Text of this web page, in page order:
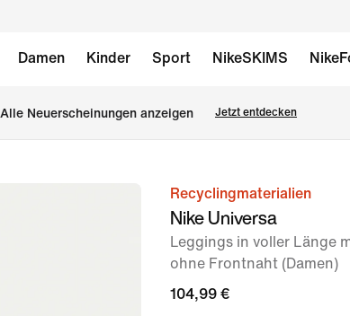
Damen Kinder Sport NikeSKIMS
Alle Neuerscheinungen anzeigen Jetzt entdecken
Bild 1Recyclingmaterialien
Nike Universa
Leggings in voller Länge
ohne Frontnaht (Damen)
104,99 €